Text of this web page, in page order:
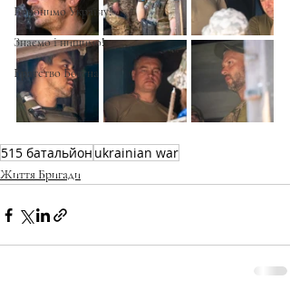
Боронимо Україну!
Знаємо і нищимо!
Братство Богуна
515 батальйон ukrainian war
Життя Бригади